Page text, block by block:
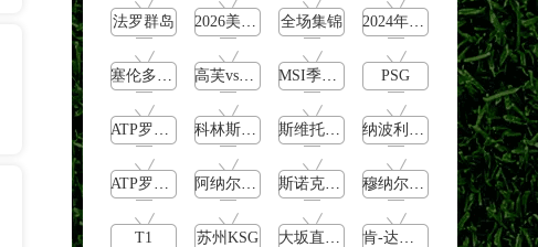
法罗群岛 2026美加墨世界杯 全场集锦 2024年5月13日
塞伦多洛vs卡恰洛夫 高芙vs巴多萨 MSI季中冠军赛败者组 PSG
ATP罗马大师赛女单第2轮 科林斯vs加西亚 斯维托丽娜vs萨巴伦卡 纳波利塔诺vs贾里
ATP罗马大师赛男单第1轮 阿纳尔迪vs贾里 斯诺克元老斯诺克世锦赛半决赛 穆纳尔vs诺里
T1 苏州KSG 大坂直美vs卡萨特金娜 肯-达赫迪vsD蓬贾